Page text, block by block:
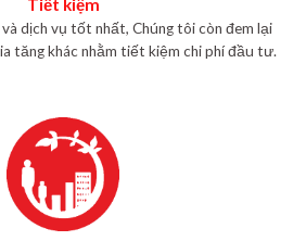
Tiết kiệm
và dịch vụ tốt nhất, Chúng tôi còn đem lại
tăng khác nhằm tiết kiệm chi phí đầu tư.